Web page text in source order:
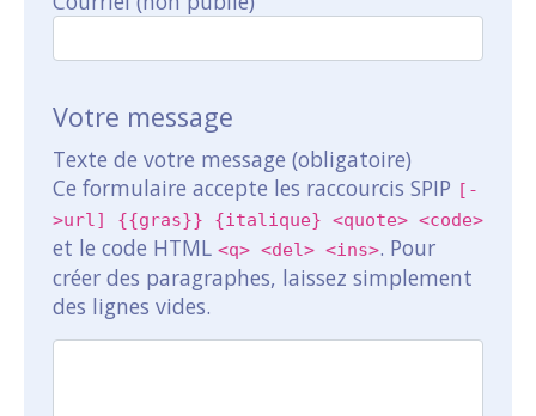
Votre message
Texte de votre message (obligatoire)
Ce formulaire accepte les raccourcis SPIP [-
>url] {{gras}} {italique} <quote> <code>
et le code HTML <q> <del> <ins>. Pour
créer des paragraphes, laissez simplement
des lignes vides.